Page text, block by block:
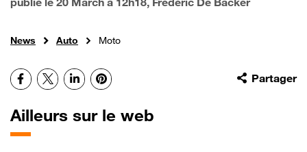
News Auto Moto
Partager
Facebook
X LinkedInPinterest
Ailleurs sur le web